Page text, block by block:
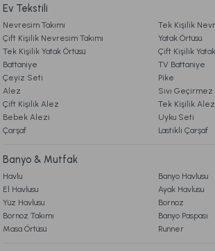
Ürün fiyatı diğer sitelerden daha pahalı.
Bu ürüne benzer farklı alternatifler olmalı.
Gönder
3. ÖDEME
4. KARGO & TESLİMAT
5. İADE & DEĞİŞİM
7. KAMPANYA & İNDİRİMLER
1.099,00 TL
Ücretsiz Kargo
Banyo Paspası Pera Vizon
1.299,00 TL
Ücretsiz Kargo
Banyo Paspası
1.299,00 TL
Banyo Paspası Harmo Gri
1.299,00 TL
Banyo Paspası
1.299,00 TL
Ev Tekstili
Nevresim Takımı
Tek Kişilik
Çift Kişilik Nevresim Takımı
Yatak Örtüsü
Tek Kişilik Yatak Örtüsü
Çift Kişilik
Battaniye
TV Battaniye
Çeyiz Seti
Pike
Alez
Sıvı
Çift Kişilik Alez
Tek Kişilik Alez
Bebek Alezi
Uyku Seti
Çarşaf
Lastikli Çarşaf
Banyo & Mutfak
Havlu
Banyo Havlusu
El Havlusu
Ayak Havlusu
Yüz Havlusu
Bornoz
Bornoz Takımı
Banyo Paspası
Masa Örtüsü
Runner